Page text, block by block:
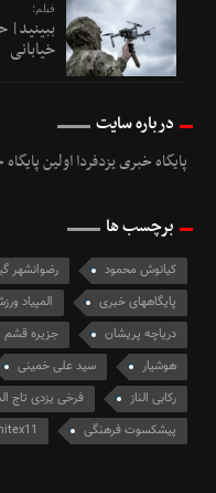
فیلم؛
ببینید|
خیابانی
درباره سایت
پایگاه خبری یزدفردا اولین
برچسب ها
کیانوش محمود رضوانشهر
پایگاههای خبری
المپیاد
دریاچه پریشان
جزیره قشم
هوشیار
سید علی خمینی
رکابی الناز
فرخی یزدی تاج
پیشکسوت فرهنگی